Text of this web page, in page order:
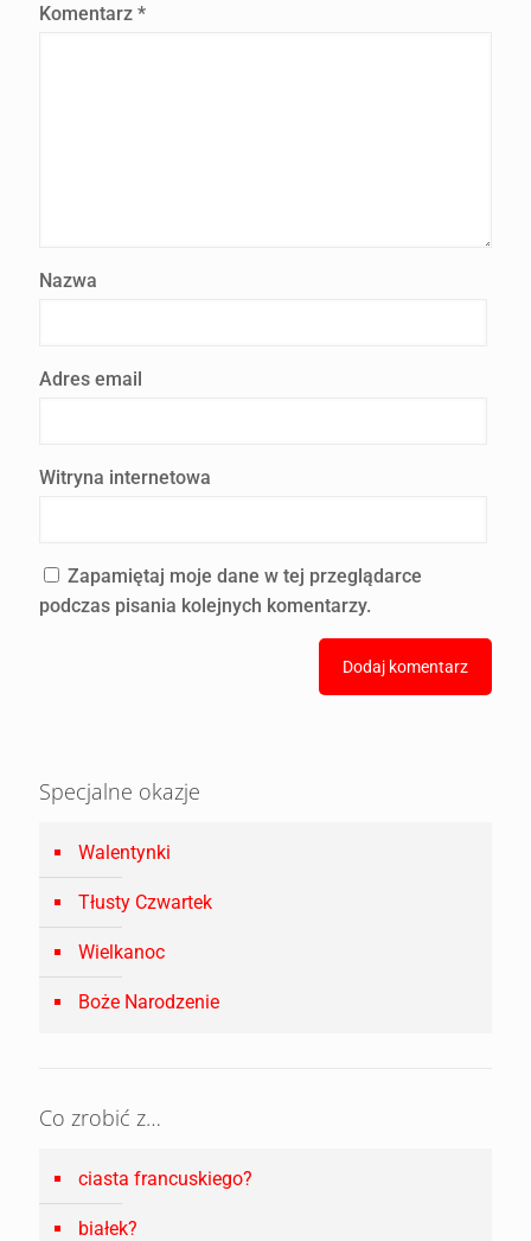
Komentarz *
Nazwa
Adres email
Witryna internetowa
Zapamiętaj moje dane w tej przeglądarce
podczas pisania kolejnych komentarzy.
Specjalne okazje
Walentynki
Tłusty Czwartek
Wielkanoc
Boże Narodzenie
Co zrobić z…
ciasta francuskiego?
białek?